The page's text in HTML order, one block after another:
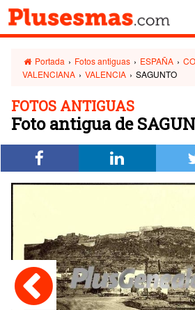
Portada › Fotos antiguas › ESPAÑA ›
VALENCIANA › VALENCIA › SAGUNTO
FOTOS ANTIGUAS
Foto antigua de